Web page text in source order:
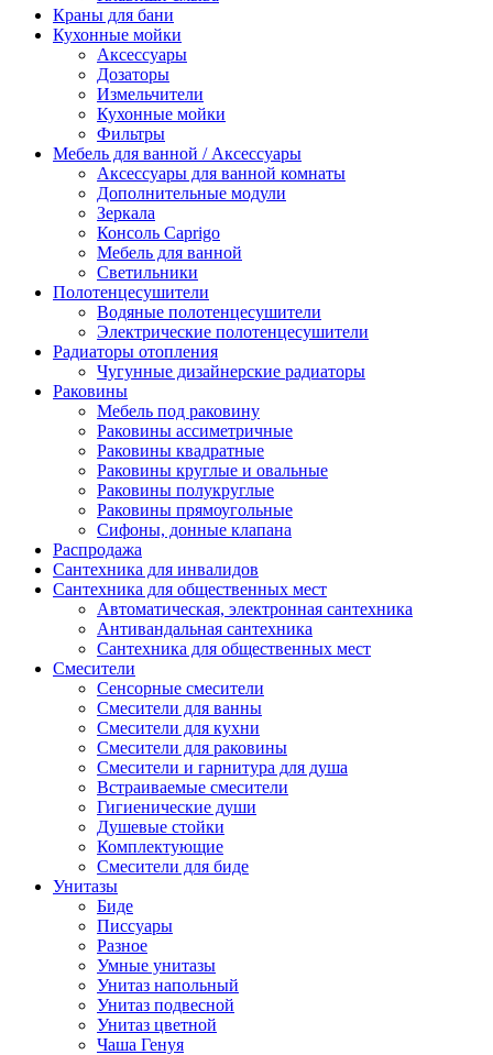
Краны для бани
Кухонные мойки
Аксессуары
Дозаторы
Измельчители
Кухонные мойки
Фильтры
Мебель для ванной / Аксессуары
Аксессуары для ванной комнаты
Дополнительные модули
Зеркала
Консоль Caprigo
Мебель для ванной
Светильники
Полотенцесушители
Водяные полотенцесушители
Электрические полотенцесушители
Радиаторы отопления
Чугунные дизайнерские радиаторы
Раковины
Мебель под раковину
Раковины ассиметричные
Раковины квадратные
Раковины круглые и овальные
Раковины полукруглые
Раковины прямоугольные
Сифоны, донные клапана
Распродажа
Сантехника для инвалидов
Сантехника для общественных мест
Автоматическая, электронная сантехника
Антивандальная сантехника
Сантехника для общественных мест
Смесители
Сенсорные смесители
Смесители для ванны
Смесители для кухни
Смесители для раковины
Смесители и гарнитура для душа
Встраиваемые смесители
Гигиенические души
Душевые стойки
Комплектующие
Смесители для биде
Унитазы
Биде
Писсуары
Разное
Умные унитазы
Унитаз напольный
Унитаз подвесной
Унитаз цветной
Чаша Генуя